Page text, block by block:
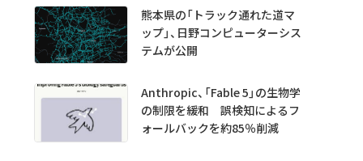
熊本県の「トラック通れた道マ
ップ」、日野コンピューターシス
テムが公開
Anthropic、「Fable 5」の生物学
の制限を緩和 誤検知によるフ
ォールバックを約85％削減